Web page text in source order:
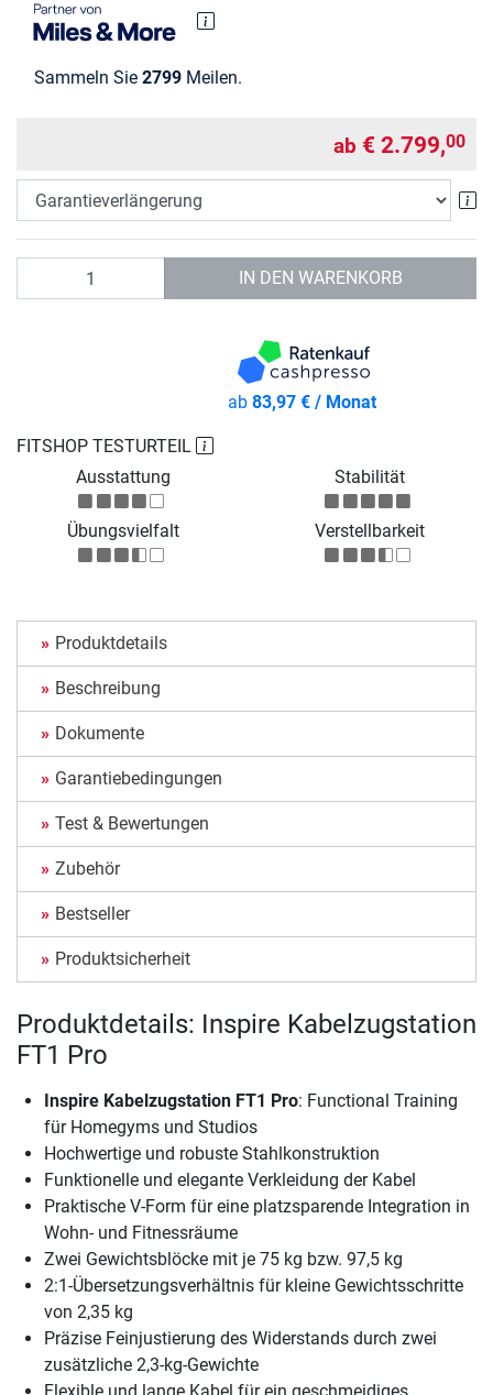
Sammeln Sie 2799 Meilen.
ab € 2.799,00
IN DEN WARENKORB
FITSHOP TESTURTEIL
Ausstattung
Stabilität
Übungsvielfalt Verstellbarkeit
ab 83,97 € / Monat
Produktdetails
Beschreibung
Dokumente
Garantiebedingungen
Test & Bewertungen
Zubehör
Bestseller
Produktsicherheit
Produktdetails: Inspire Kabelzugstation
FT1 Pro
Inspire Kabelzugstation FT1 Pro: Functional Training
für Homegyms und Studios
Hochwertige und robuste Stahlkonstruktion
Funktionelle und elegante Verkleidung der Kabel
Praktische V-Form für eine platzsparende Integration in
Wohn- und Fitnessräume
Zwei Gewichtsblöcke mit je 75 kg bzw. 97,5 kg
2:1-Übersetzungsverhältnis für kleine Gewichtsschritte
von 2,35 kg
Präzise Feinjustierung des Widerstands durch zwei
zusätzliche 2,3-kg-Gewichte